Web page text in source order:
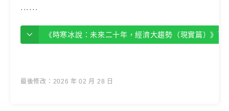
······
《時寒冰說：未來二十年，經濟大趨勢（現實篇）》下載地址
最後修改：2026 年 02 月 28 日